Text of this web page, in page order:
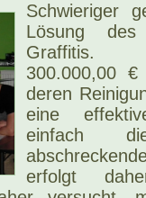
Schwieriger
Lösung
Graffitis.
300.000,00
deren
eine
einfach
erfolgt